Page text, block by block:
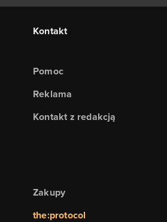
Kontakt
Pomoc
Reklama
Kontakt z redakcją
Zakupy
the:protocol